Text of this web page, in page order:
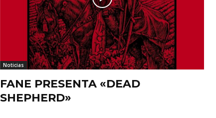
Noticias
FANE PRESENTA «DEAD
SHEPHERD»